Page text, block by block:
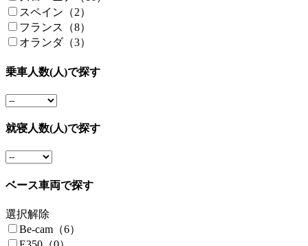
スペイン（2）
フランス（8）
オランダ（3）
乗車人数(人)で探す
就寝人数(人)で探す
ベース車両で探す
選択解除
Be-cam（6）